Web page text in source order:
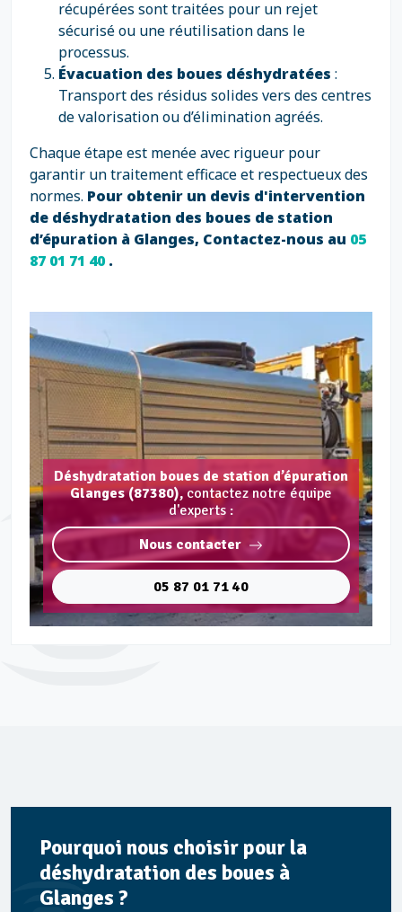
récupérées sont traitées pour un rejet
sécurisé ou une réutilisation dans le
processus.
Évacuation des boues déshydratées :
Transport des résidus solides vers des centres
de valorisation ou d’élimination agréés.
Chaque étape est menée avec rigueur pour
garantir un traitement efficace et respectueux des
normes. Pour obtenir un devis d'intervention
de déshydratation des boues de station
d’épuration à Glanges, Contactez-nous au 05
87 01 71 40.
Déshydratation boues de station d’épuration
Glanges (87380),contactez notre équipe
d'experts :
Nous contacter
05 87 01 71 40
Pourquoi nous choisir pour la
déshydratation des boues à
Glanges ?